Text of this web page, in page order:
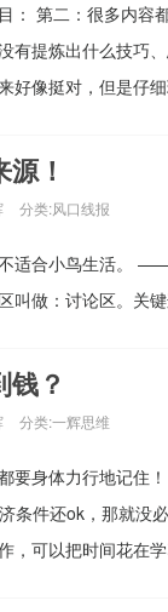
： 第二：很多内
有提炼出什么技巧
好像挺对，但是仔
！
分类:风口线报
不适合小鸟生活
叫做：讨论区。关
？
分类:一辉思维
要身体力行地记住
条件还ok，那就没
，可以把时间花在